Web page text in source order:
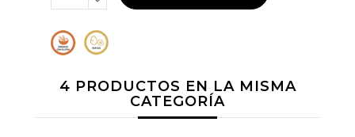
4 PRODUCTOS EN LA MISMA
CATEGORÍA